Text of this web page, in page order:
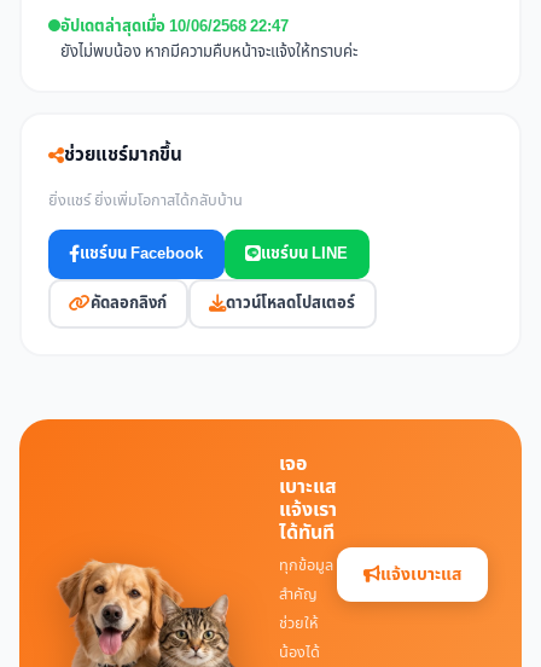
อัปเดตล่าสุดเมื่อ 10/06/2568 22:47
ยังไม่พบน้อง หากมีความคืบหน้าจะแจ้งให้ทราบค่ะ
ช่วยแชร์มากขึ้น
ยิ่งแชร์ ยิ่งเพิ่มโอกาสได้กลับบ้าน
แชร์บน Facebook แชร์บน LINE
คัดลอกลิงก์ ดาวน์โหลดโปสเตอร์
เจอ
เบาะแส
แจ้งเรา
ได้ทันที
ทุกข้อมูล
สำคัญ
ช่วยให้
น้องได้
แจ้งเบาะแส